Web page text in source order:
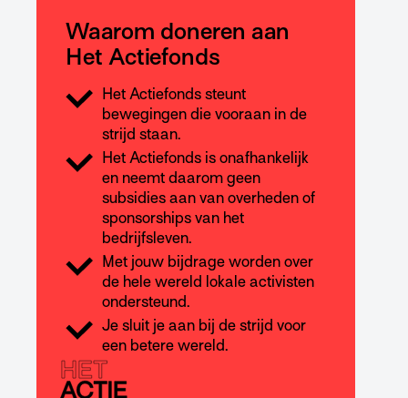
Waarom doneren aan
Het Actiefonds
Het Actiefonds steunt
bewegingen die vooraan in de
strijd staan.
Het Actiefonds is onafhankelijk
en neemt daarom geen
subsidies aan van overheden of
sponsorships van het
bedrijfsleven.
Met jouw bijdrage worden over
de hele wereld lokale activisten
ondersteund.
Je sluit je aan bij de strijd voor
een betere wereld.